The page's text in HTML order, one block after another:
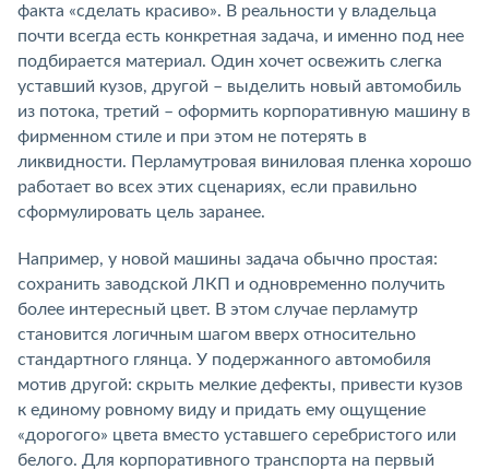
факта «сделать красиво». В реальности у владельца
почти всегда есть конкретная задача, и именно под нее
подбирается материал. Один хочет освежить слегка
уставший кузов, другой – выделить новый автомобиль
из потока, третий – оформить корпоративную машину в
фирменном стиле и при этом не потерять в
ликвидности. Перламутровая виниловая пленка хорошо
работает во всех этих сценариях, если правильно
сформулировать цель заранее.
Например, у новой машины задача обычно простая:
сохранить заводской ЛКП и одновременно получить
более интересный цвет. В этом случае перламутр
становится логичным шагом вверх относительно
стандартного глянца. У подержанного автомобиля
мотив другой: скрыть мелкие дефекты, привести кузов
к единому ровному виду и придать ему ощущение
«дорогого» цвета вместо уставшего серебристого или
белого. Для корпоративного транспорта на первый